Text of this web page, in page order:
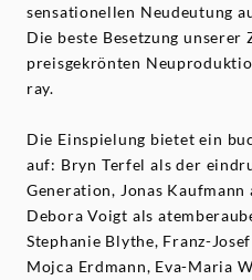
sensationellen Neudeutung
Die beste Besetzung
preisgekrönten
ray.
Die Einspielung bietet ein
auf: Bryn Terfel als der
Generation, Jonas
Debora Voigt als
Stephanie Blythe, Franz-
Mojca Erdmann, Eva-Maria